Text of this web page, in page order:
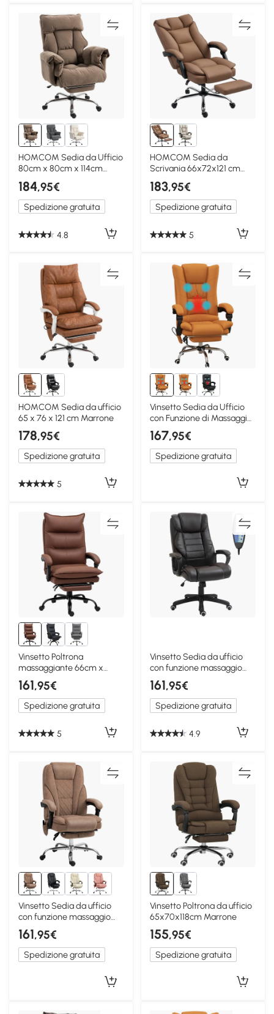
HOMCOM Sedia da Ufficio
80cm x 80cm x 114cm
Marrone chiaro
184,95€
Spedizione gratuita
4.8
HOMCOM Sedia da
Scrivania 66x72x121 cm
Marrone
183,95€
Spedizione gratuita
5
HOMCOM Sedia da ufficio
65 x 76 x 121 cm Marrone
178,95€
Spedizione gratuita
5
Vinsetto Sedia da Ufficio
con Funzione di Massaggio
64cm x 70cm x 118cm
Marrone
167,95€
Spedizione gratuita
Vinsetto Poltrona
massaggiante 66cm x
74cm x 121,5cm Marrone
161,95€
Spedizione gratuita
5
Vinsetto Sedia da ufficio
con funzione massaggio
74cm x 64cm x 120cm
marrone
161,95€
Spedizione gratuita
4.9
Vinsetto Sedia da ufficio
con funzione massaggio
67B x 72T x 119H cm
Marrone
161,95€
Spedizione gratuita
Vinsetto Poltrona da ufficio
65x70x118cm Marrone
155,95€
Spedizione gratuita